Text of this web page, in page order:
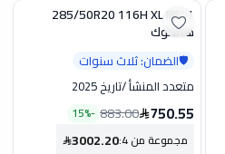
تخفيض285/50R20 116H XL RF11
هانكوك
🛡️الضمان: ثلاث سنوات
متعدد المنشأ/تاريخ 2025
750.55
883.00
-
15%
مجموعة من 4 :
3002.20